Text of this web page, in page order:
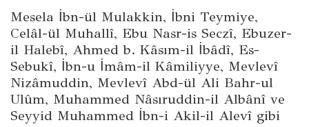
Mesela İbn-ül Mulakkin, İbni Teymiye,
Celâl-ül Muhallî, Ebu Nasr-is Seczî, Ebuzer-
il Halebî, Ahmed b. Kâsım-il İbâdî, Es-
Sebukî, İbn-u İmâm-il Kâmiliyye, Mevlevî
Nizâmuddin, Mevlevî Abd-ül Ali Bahr-ul
Ulûm, Muhammed Nâsıruddin-il Albânî ve
Seyyid Muhammed İbn-i Akil-il Alevî gibi